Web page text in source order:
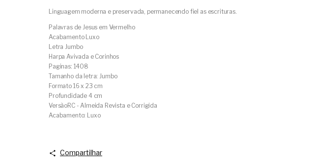
Linguagem moderna e preservada, permanecendo fiel as escrituras.
Palavras de Jesus em Vermelho
Acabamento Luxo
Letra Jumbo
Harpa Avivada e Corinhos
Paginas: 1408
Tamanho da letra: Jumbo
Formato 16 x 23 cm
Profundidade 4 cm
VersãoRC - Almeida Revista e Corrigida
Acabamento: Luxo
Compartilhar